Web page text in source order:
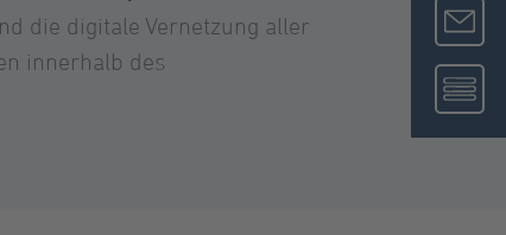
die digitale Vernetzung aller
innerhalb des